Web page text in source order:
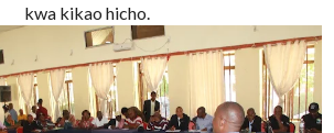
kwa kikao hicho.